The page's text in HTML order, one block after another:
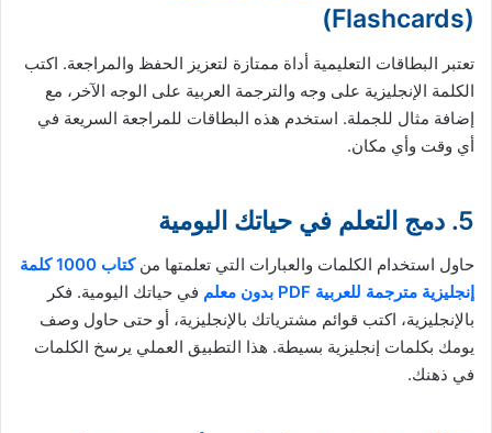
(Flashcards)
تعتبر البطاقات التعليمية أداة ممتازة لتعزيز الحفظ والمراجعة. اكتب
الكلمة الإنجليزية على وجه والترجمة العربية على الوجه الآخر، مع
إضافة مثال للجملة. استخدم هذه البطاقات للمراجعة السريعة في
أي وقت وأي مكان.
5. دمج التعلم في حياتك اليومية
حاول استخدام الكلمات والعبارات التي تعلمتها من
كتاب 1000 كلمة
إنجليزية مترجمة للعربية PDF بدون معلم
في حياتك اليومية. فكر
بالإنجليزية، اكتب قوائم مشترياتك بالإنجليزية، أو حتى حاول وصف
يومك بكلمات إنجليزية بسيطة. هذا التطبيق العملي يرسخ الكلمات
في ذهنك.